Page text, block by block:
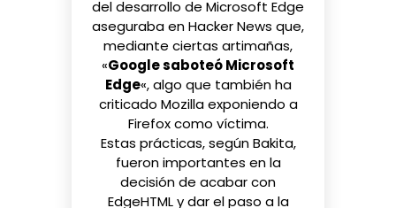
del desarrollo de Microsoft Edge
aseguraba enHacker News que,
mediante ciertas artimañas,
«Google saboteó Microsoft
Edge«, algo que también ha
criticado Mozilla exponiendo a
Firefox como víctima.
Estas prácticas, según Bakita,
fueron importantes en la
decisión de acabar con
EdgeHTML y dar el paso a la